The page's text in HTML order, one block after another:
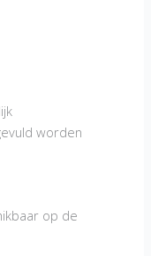
worden
op de